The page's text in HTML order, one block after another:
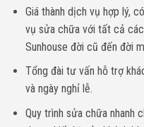
Giá thành dịch vụ hợp lý,
vụ sửa chữa với tất cả
Sunhouse đời cũ đến đời
Tổng đài tư vấn hỗ trợ
và ngày nghỉ lễ.
Quy trình sửa chữa nhanh